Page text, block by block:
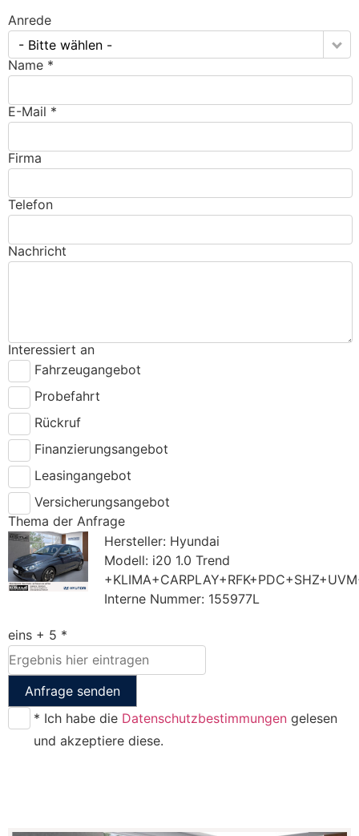
Anrede
- Bitte wählen -
Name *
E-Mail *
Firma
Telefon
Nachricht
Interessiert an
Fahrzeugangebot
Probefahrt
Rückruf
Finanzierungsangebot
Leasingangebot
Versicherungsangebot
Thema der Anfrage
Hersteller: Hyundai
Modell: i20 1.0 Trend
Interne Nummer: 155977L
eins + 5 *
Anfrage senden
* Ich habe die Datenschutzbestimmungen gelesen
und akzeptiere diese.